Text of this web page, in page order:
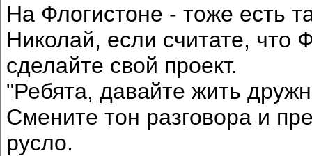
На Флогистоне - тоже есть
Николай, если считате, что
сделайте свой проект.
"Ребята, давайте жить
Смените тон разговора и
русло.